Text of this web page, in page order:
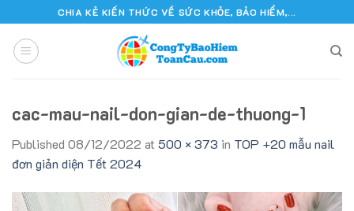
to
content
CHIA KẺ KIẾN THỨC VỀ SỨC KHỎE, BẢO HIỂM,...
cac-mau-nail-don-gian-de-thuong-1
Published 08/12/2022 at 500 × 373 in TOP +20 mẫu nail
đơn giản diện Tết 2024